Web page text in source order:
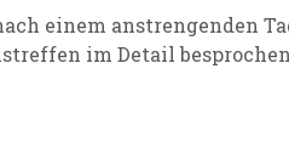
einem anstrengenden
im Detail